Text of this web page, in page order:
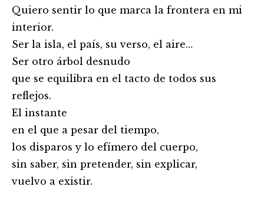
Quiero sentir lo que marca la frontera en mi
interior.
Ser la isla, el país, su verso, el aire…
Ser otro árbol desnudo
que se equilibra en el tacto de todos sus
reflejos.
El instante
en el que a pesar del tiempo,
los disparos y lo efímero del cuerpo,
sin saber, sin pretender, sin explicar,
vuelvo a existir.